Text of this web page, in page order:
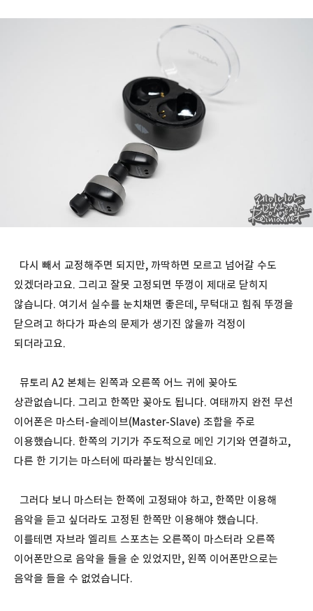
다시 빼서 교정해주면 되지만, 까딱하면 모르고 넘어갈 수도
있겠더라고요. 그리고 잘못 고정되면 뚜껑이 제대로 닫히지
않습니다. 여기서 실수를 눈치채면 좋은데, 무턱대고 힘줘 뚜껑을
닫으려고 하다가 파손의 문제가 생기진 않을까 걱정이
되더라고요.
뮤토리 A2 본체는 왼쪽과 오른쪽 어느 귀에 꽂아도
상관없습니다. 그리고 한쪽만 꽂아도 됩니다. 여태까지 완전 무선
이어폰은 마스터-슬레이브(Master-Slave) 조합을 주로
이용했습니다. 한쪽의 기기가 주도적으로 메인 기기와 연결하고,
다른 한 기기는 마스터에 따라붙는 방식인데요.
그러다 보니 마스터는 한쪽에 고정돼야 하고, 한쪽만 이용해
음악을 듣고 싶더라도 고정된 한쪽만 이용해야 했습니다.
이를테면 자브라 엘리트 스포츠는 오른쪽이 마스터라 오른쪽
이어폰만으로 음악을 들을 순 있었지만, 왼쪽 이어폰만으로는
음악을 들을 수 없었습니다.